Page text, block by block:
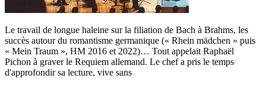
Le travail de longue haleine sur la filiation de Bach à Brahms, les
succès autour du romantisme germanique (« Rhein mädchen » puis
« Mein Traum », HM 2016 et 2022)… Tout appelait Raphaël
Pichon à graver le Requiem allemand. Le chef a pris le temps
d'approfondir sa lecture, vive sans